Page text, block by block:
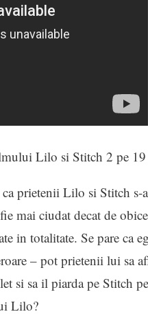
Lilo si Stitch 2 pe
prietenii Lilo si Stitch
mai ciudat decat de
in totalitate. Se pare ca
– pot prietenii lui sa
si sa il piarda pe Stitch
Lilo?